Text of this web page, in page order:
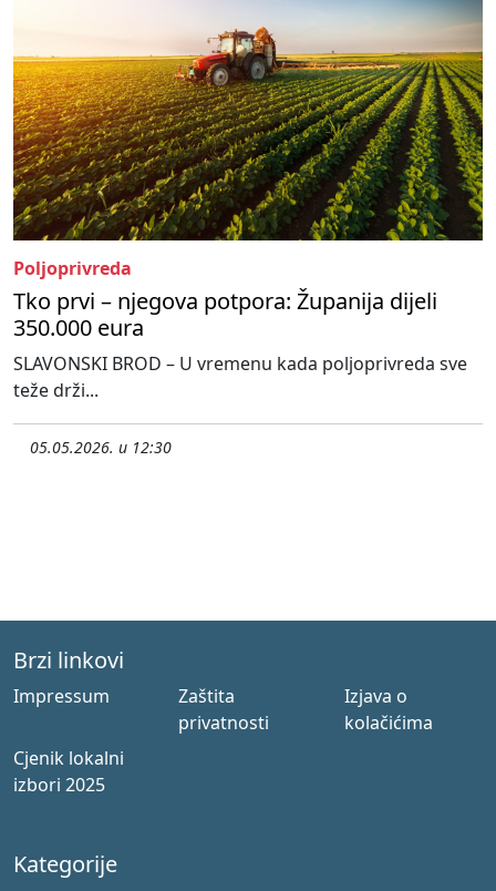
Poljoprivreda
Tko prvi – njegova potpora: Županija dijeli
350.000 eura
SLAVONSKI BROD – U vremenu kada poljoprivreda sve
teže drži...
05.05.2026. u 12:30
Brzi linkovi
Impressum
Zaštita
privatnosti
Izjava o
kolačićima
Cjenik lokalni
izbori 2025
Kategorije